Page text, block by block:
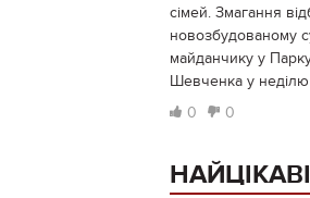
сімей. Змагання
новозбудованому
майданчику у
Шевченка у
0
0